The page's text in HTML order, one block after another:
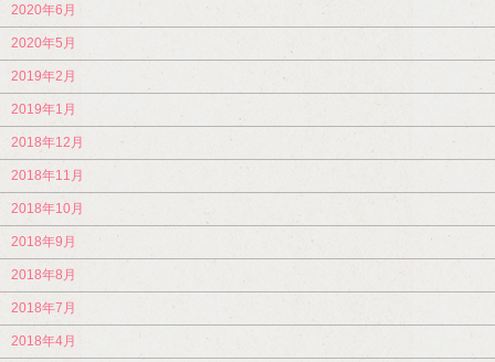
2020年6月
2020年5月
2019年2月
2019年1月
2018年12月
2018年11月
2018年10月
2018年9月
2018年8月
2018年7月
2018年4月